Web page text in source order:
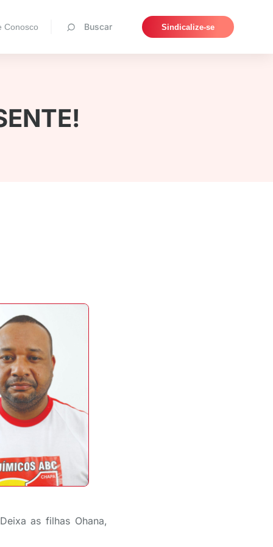
Conosco Buscar Sindicalize-se
Pesquisar
as filhas Ohana,